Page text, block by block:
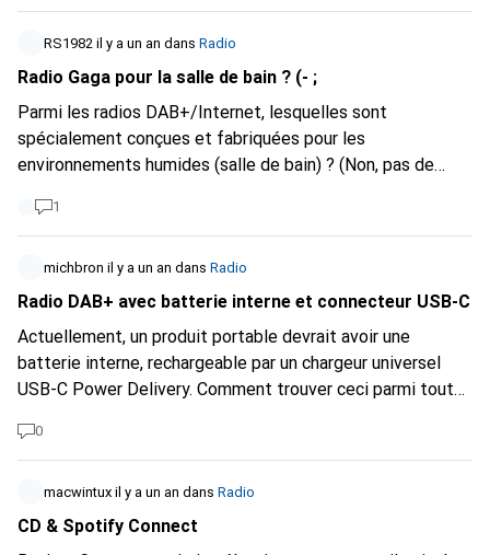
RS1982 il y a un an dans Radio
Radio Gaga pour la salle de bain ? (- ;
Parmi les radios DAB+/Internet, lesquelles sont
spécialement conçues et fabriquées pour les
environnements humides (salle de bain) ? (Non, pas de
immergées ;-) elles doivent juste être résistantes à
l'humidité. (Classe de protection IP ?)
1
michbron il y a un an dans Radio
Radio DAB+ avec batterie interne et connecteur USB-C
Actuellement, un produit portable devrait avoir une
batterie interne, rechargeable par un chargeur universel
USB-C Power Delivery. Comment trouver ceci parmi toutes
0
macwintux il y a un an dans Radio
CD & Spotify Connect